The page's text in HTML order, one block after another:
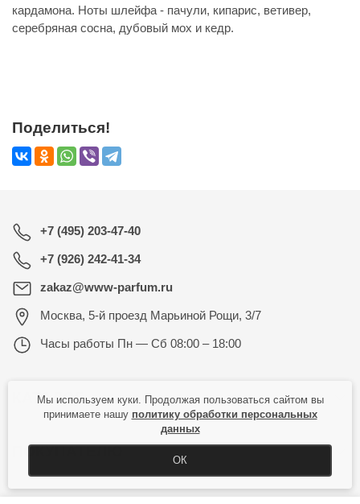
кардамона. Ноты шлейфа - пачули, кипарис, ветивер,
серебряная сосна, дубовый мох и кедр.
Поделиться!
+7 (495) 203-47-40
+7 (926) 242-41-34
zakaz@www-parfum.ru
Москва, 5-й проезд Марьиной Рощи, 3/7
Часы работы Пн — Сб 08:00 – 18:00
КАТАЛОГ
ПОКУПАТЕЛЮ
Мы используем куки. Продолжая пользоваться сайтом вы
принимаете нашу политику обработки персональных
данных
ОК